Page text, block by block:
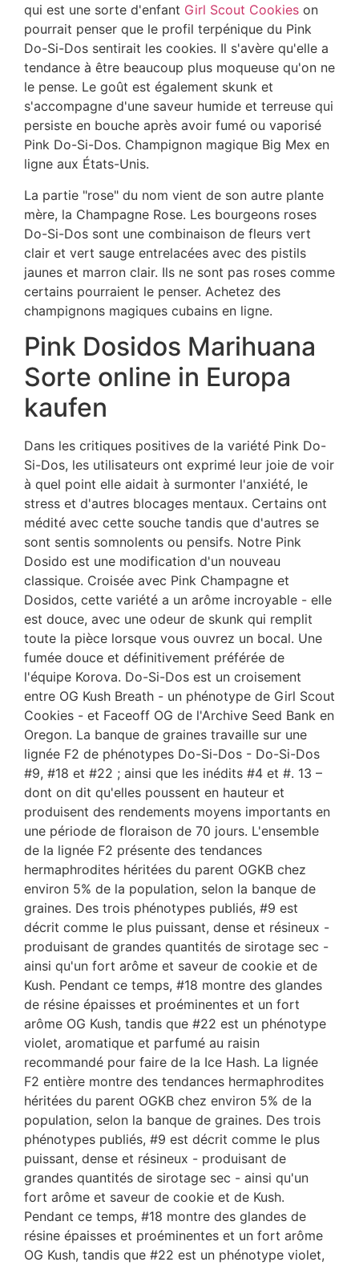
qui est une sorte d'enfant Girl Scout Cookies on
pourrait penser que le profil terpénique du Pink
Do-Si-Dos sentirait les cookies. Il s'avère qu'elle a
tendance à être beaucoup plus moqueuse qu'on ne
le pense. Le goût est également skunk et
s'accompagne d'une saveur humide et terreuse qui
persiste en bouche après avoir fumé ou vaporisé
Pink Do-Si-Dos. Champignon magique Big Mex en
ligne aux États-Unis.
La partie "rose" du nom vient de son autre plante
mère, la Champagne Rose. Les bourgeons roses
Do-Si-Dos sont une combinaison de fleurs vert
clair et vert sauge entrelacées avec des pistils
jaunes et marron clair. Ils ne sont pas roses comme
certains pourraient le penser. Achetez des
champignons magiques cubains en ligne.
Pink Dosidos Marihuana
Sorte online in Europa
kaufen
Dans les critiques positives de la variété Pink Do-
Si-Dos, les utilisateurs ont exprimé leur joie de voir
à quel point elle aidait à surmonter l'anxiété, le
stress et d'autres blocages mentaux. Certains ont
médité avec cette souche tandis que d'autres se
sont sentis somnolents ou pensifs. Notre Pink
Dosido est une modification d'un nouveau
classique. Croisée avec Pink Champagne et
Dosidos, cette variété a un arôme incroyable - elle
est douce, avec une odeur de skunk qui remplit
toute la pièce lorsque vous ouvrez un bocal. Une
fumée douce et définitivement préférée de
l'équipe Korova. Do-Si-Dos est un croisement
entre OG Kush Breath - un phénotype de Girl Scout
Cookies - et Faceoff OG de l'Archive Seed Bank en
Oregon. La banque de graines travaille sur une
lignée F2 de phénotypes Do-Si-Dos - Do-Si-Dos
#9, #18 et #22 ; ainsi que les inédits #4 et #. 13 –
dont on dit qu'elles poussent en hauteur et
produisent des rendements moyens importants en
une période de floraison de 70 jours. L'ensemble
de la lignée F2 présente des tendances
hermaphrodites héritées du parent OGKB chez
environ 5% de la population, selon la banque de
graines. Des trois phénotypes publiés, #9 est
décrit comme le plus puissant, dense et résineux -
produisant de grandes quantités de sirotage sec -
ainsi qu'un fort arôme et saveur de cookie et de
Kush. Pendant ce temps, #18 montre des glandes
de résine épaisses et proéminentes et un fort
arôme OG Kush, tandis que #22 est un phénotype
violet, aromatique et parfumé au raisin
recommandé pour faire de la Ice Hash. La lignée
F2 entière montre des tendances hermaphrodites
héritées du parent OGKB chez environ 5% de la
population, selon la banque de graines. Des trois
phénotypes publiés, #9 est décrit comme le plus
puissant, dense et résineux - produisant de
grandes quantités de sirotage sec - ainsi qu'un
fort arôme et saveur de cookie et de Kush.
Pendant ce temps, #18 montre des glandes de
résine épaisses et proéminentes et un fort arôme
OG Kush, tandis que #22 est un phénotype violet,